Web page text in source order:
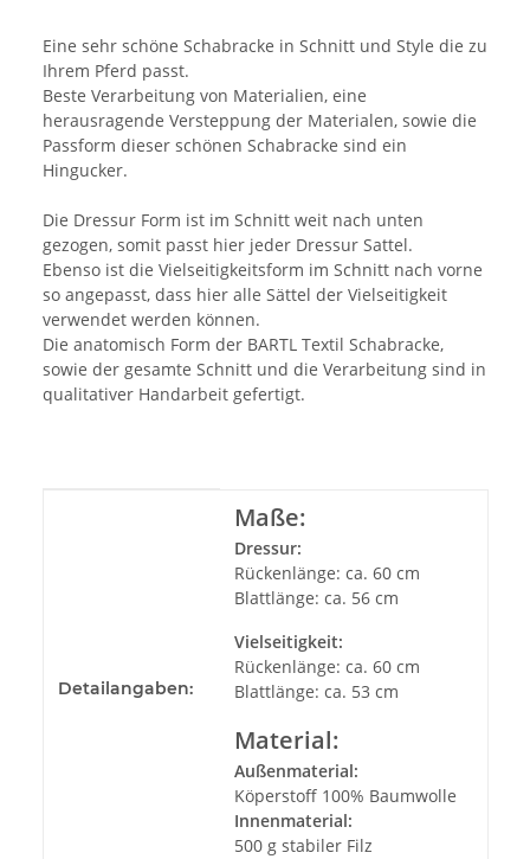
Eine sehr schöne Schabracke in Schnitt und Style die zu
Ihrem Pferd passt.
Beste Verarbeitung von Materialien, eine
herausragende Versteppung der Materialen, sowie die
Passform dieser schönen Schabracke sind ein
Hingucker.
Die Dressur Form ist im Schnitt weit nach unten
gezogen, somit passt hier jeder Dressur Sattel.
Ebenso ist die Vielseitigkeitsform im Schnitt nach vorne
so angepasst, dass hier alle Sättel der Vielseitigkeit
verwendet werden können.
Die anatomisch Form der BARTL Textil Schabracke,
sowie der gesamte Schnitt und die Verarbeitung sind in
qualitativer Handarbeit gefertigt.
Detailangaben:
Maße:
Dressur:
Rückenlänge: ca. 60 cm
Blattlänge: ca. 56 cm
Vielseitigkeit:
Rückenlänge: ca. 60 cm
Blattlänge: ca. 53 cm
Material:
Außenmaterial:
Köperstoff 100% Baumwolle
Innenmaterial:
500 g stabiler Filz